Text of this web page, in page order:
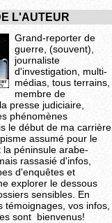
L'AUTEUR
Grand-reporter de
guerre, (souvent),
journaliste
d'investigation, multi-
médias, tous terrains,
membre de
presse judiciaire,
phénomènes
le début de ma carrière
assumé pour le
la péninsule arabe-
rassasié d'infos,
d'enquêtes et
explorer le dessous
sensibles. En
témoignages, vos infos,
sont bienvenus!